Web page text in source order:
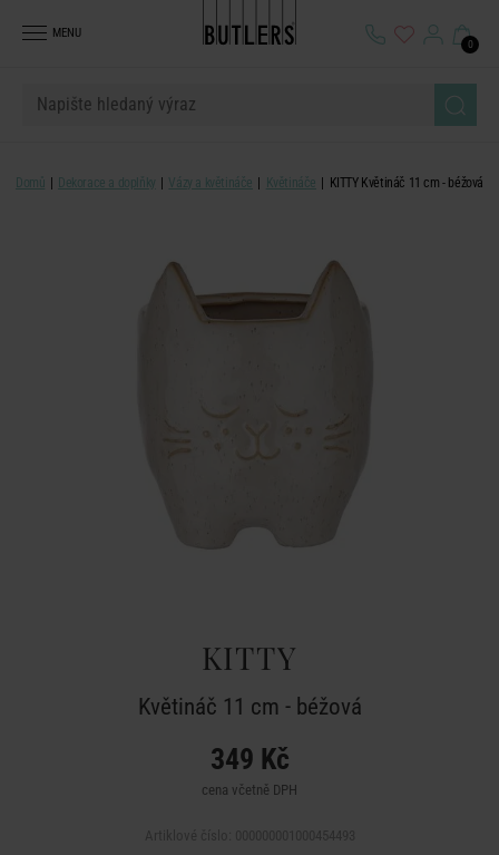
MENU
0
Domů Dekorace a doplňky Vázy a květináče Květináče KITTY Květináč 11 cm - béžová
KITTY
Květináč 11 cm - béžová
349 Kč
cena včetně DPH